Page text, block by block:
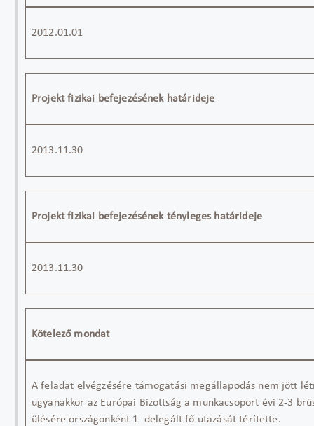
2012.01.01
Projekt fizikai befejezésének határideje
2013.11.30
Projekt fizikai befejezésének tényleges határideje
2013.11.30
Kötelező mondat
A feladat elvégzésére támogatási megállapodás nem jött
ugyanakkor az Európai Bizottság a munkacsoport évi 2-3
ülésére országonként 1 delegált fő utazását térítette.